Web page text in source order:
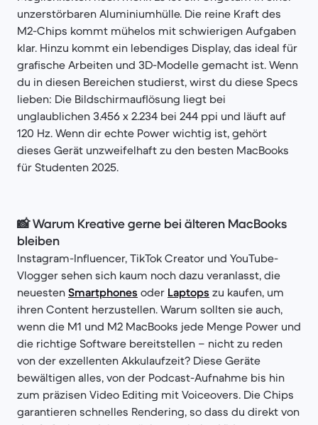
unzerstörbaren Aluminiumhülle. Die reine Kraft des
M2-Chips kommt mühelos mit schwierigen Aufgaben
klar. Hinzu kommt ein lebendiges Display, das ideal für
grafische Arbeiten und 3D-Modelle gemacht ist. Wenn
du in diesen Bereichen studierst, wirst du diese Specs
lieben: Die Bildschirmauflösung liegt bei
unglaublichen 3.456 x 2.234 bei 244 ppi und läuft auf
120 Hz. Wenn dir echte Power wichtig ist, gehört
dieses Gerät unzweifelhaft zu den besten MacBooks
für Studenten 2025.
📸Warum Kreative gerne bei älteren MacBooks
bleiben
Instagram-Influencer, TikTok Creator und YouTube-
Vlogger sehen sich kaum noch dazu veranlasst, die
neuesten Smartphones oder Laptops zu kaufen, um
ihren Content herzustellen. Warum sollten sie auch,
wenn die M1 und M2 MacBooks jede Menge Power und
die richtige Software bereitstellen – nicht zu reden
von der exzellenten Akkulaufzeit? Diese Geräte
bewältigen alles, von der Podcast-Aufnahme bis hin
zum präzisen Video Editing mit Voiceovers. Die Chips
garantieren schnelles Rendering, so dass du direkt von